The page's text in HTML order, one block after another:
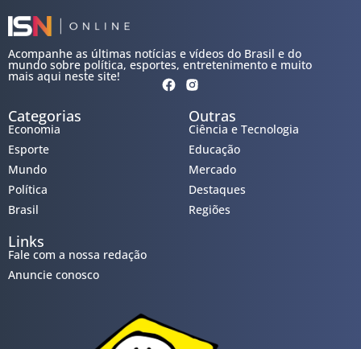
Acompanhe as últimas notícias e vídeos do Brasil e do
mundo sobre política, esportes, entretenimento e muito
mais aqui neste site!
Categorias
Economia
Esporte
Mundo
Política
Brasil
Outras
Ciência e Tecnologia
Educação
Mercado
Destaques
Regiões
Links
Fale com a nossa redação
Anuncie conosco